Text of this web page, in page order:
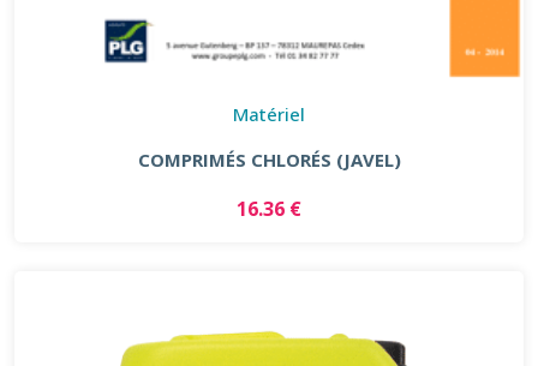
Matériel
COMPRIMÉS CHLORÉS (JAVEL)
16.36 €